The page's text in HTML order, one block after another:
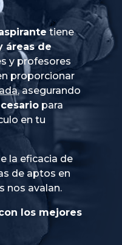
tiene
áreas de
y profesores
proporcionar
, asegurando
para
en tu
la eficacia de
de aptos en
nos avalan.
los mejores